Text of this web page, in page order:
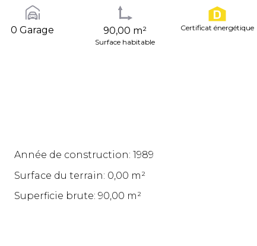
0 Garage 90,00 m²
Surface habitable
Certificat énergétique
Année de construction: 1989
Surface du terrain: 0,00 m²
Superficie brute: 90,00 m²